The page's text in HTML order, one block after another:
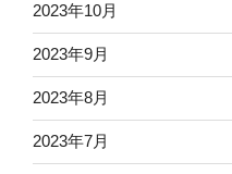
2023年10月
2023年9月
2023年8月
2023年7月